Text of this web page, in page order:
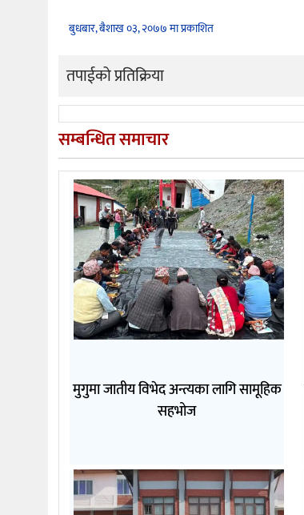
बुधबार, बैशाख ०३, २०७७ मा प्रकाशित
तपाईको प्रतिक्रिया
सम्बन्धित समाचार
मुगुमा जातीय विभेद अन्त्यका लागि सामूहिक
सहभोज